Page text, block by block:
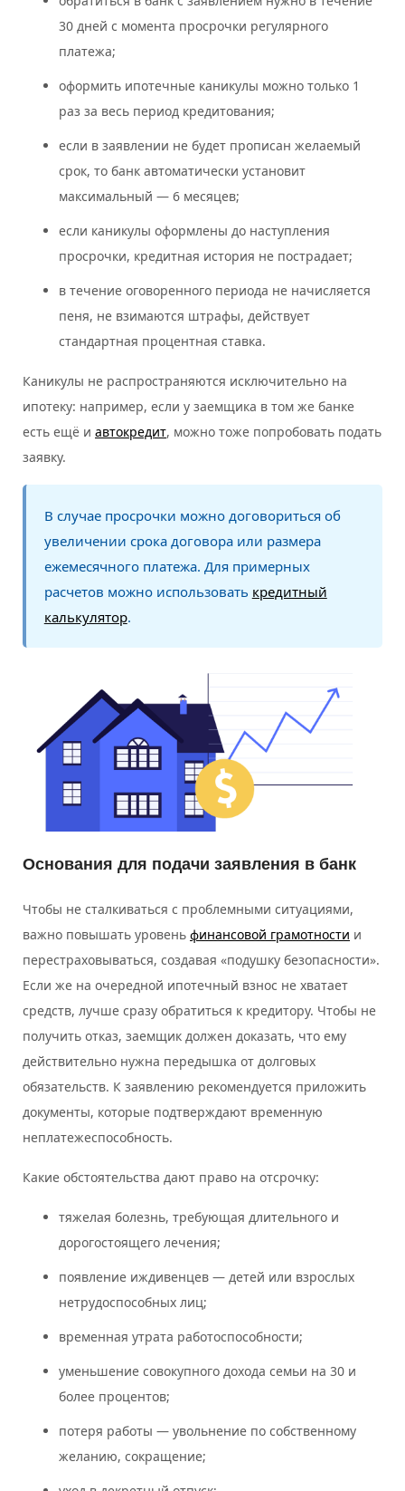
30 дней с момента просрочки регулярного
платежа;
оформить ипотечные каникулы можно только 1
раз за весь период кредитования;
если в заявлении не будет прописан желаемый
срок, то банк автоматически установит
максимальный — 6 месяцев;
если каникулы оформлены до наступления
просрочки, кредитная история не пострадает;
в течение оговоренного периода не начисляется
пеня, не взимаются штрафы, действует
стандартная процентная ставка.
Каникулы не распространяются исключительно на
ипотеку: например, если у заемщика в том же банке
есть ещё и автокредит, можно тоже попробовать подать
заявку.
В случае просрочки можно договориться об
увеличении срока договора или размера
ежемесячного платежа. Для примерных
расчетов можно использовать кредитный
калькулятор.
Основания для подачи заявления в банк
Чтобы не сталкиваться с проблемными ситуациями,
важно повышать уровень финансовой грамотности и
перестраховываться, создавая «подушку безопасности».
Если же на очередной ипотечный взнос не хватает
средств, лучше сразу обратиться к кредитору. Чтобы не
получить отказ, заемщик должен доказать, что ему
действительно нужна передышка от долговых
обязательств. К заявлению рекомендуется приложить
документы, которые подтверждают временную
неплатежеспособность.
Какие обстоятельства дают право на отсрочку:
тяжелая болезнь, требующая длительного и
дорогостоящего лечения;
появление иждивенцев — детей или взрослых
нетрудоспособных лиц;
временная утрата работоспособности;
уменьшение совокупного дохода семьи на 30 и
более процентов;
потеря работы — увольнение по собственному
желанию, сокращение;